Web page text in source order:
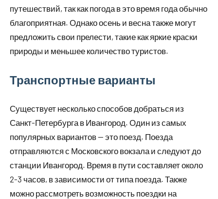
путешествий, так как погода в это время года обычно
благоприятная. Однако осень и весна также могут
предложить свои прелести, такие как яркие краски
природы и меньшее количество туристов.
Транспортные варианты
Существует несколько способов добраться из
Санкт-Петербурга в Ивангород. Один из самых
популярных вариантов — это поезд. Поезда
отправляются с Московского вокзала и следуют до
станции Ивангород. Время в пути составляет около
2-3 часов, в зависимости от типа поезда. Также
можно рассмотреть возможность поездки на